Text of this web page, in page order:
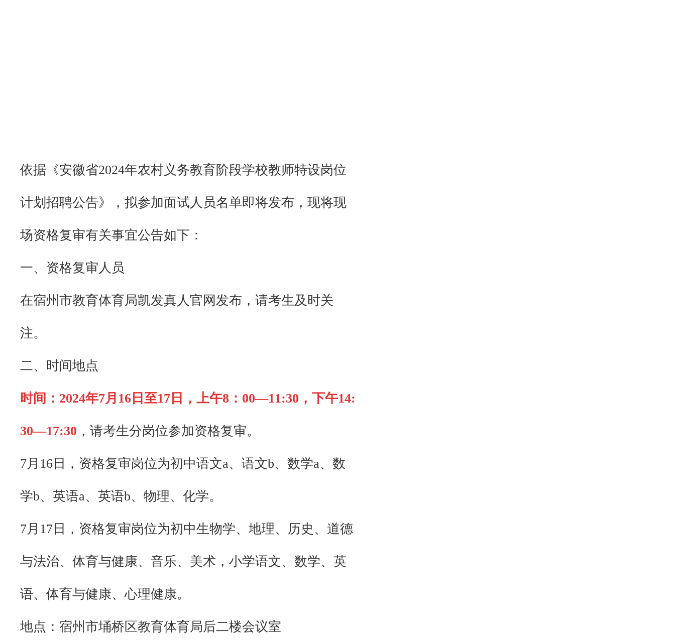
依据《安徽省2024年农村义务教育阶段学校教师特设岗位
计划招聘公告》，拟参加面试人员名单即将发布，现将现
场资格复审有关事宜公告如下：
一、资格复审人员
在宿州市教育体育局凯发真人官网发布，请考生及时关
注。
二、时间地点
时间：2024年7月16日至17日，上午8：00—11:30，下午14:
30—17:30 ，请考生分岗位参加资格复审。
7月16日，资格复审岗位为初中语文a、语文b、数学a、数
学b、英语a、英语b、物理、化学。
7月17日，资格复审岗位为初中生物学、地理、历史、道德
与法治、体育与健康、音乐、美术，小学语文、数学、英
语、体育与健康、心理健康。
地点：宿州市埇桥区教育体育局后二楼会议室